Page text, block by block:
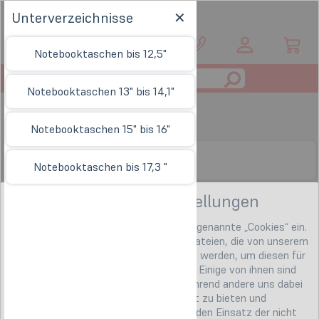
Toggle
navigation
Notebook Taschen
Unterverzeichnisse
Unterverzeichnisse
Notebooktaschen bis 12,5"
Notebooktaschen 13" bis 14,1"
Notebooktaschen 15" bis 16"
Notebooktaschen bis 17,3 "
Datenschutzeinstellungen
Auf unserer Internetseite setzen wir sogenannte „Cookies“ ein.
Hierbei handelt es sich um kleine Textdateien, die von unserem
Webserver an Ihren Computer gesendet werden, um diesen für
die Dauer des Besuchs zu identifizieren. Einige von ihnen sind
notwendig (z.B. für den Warenkorb), während andere uns dabei
helfen Ihnen ein besseres Onlineangebot zu bieten und
wirtschaftlich zu betreiben. Sie können den Einsatz der nicht